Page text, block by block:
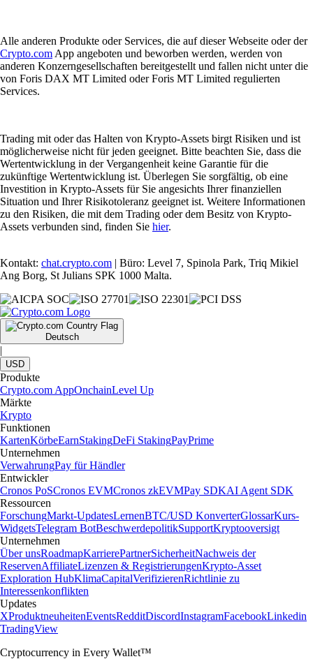
Alle anderen Produkte oder Services, die auf dieser Webseite oder der
Crypto.com App angeboten und beworben werden, werden von
anderen Konzerngesellschaften bereitgestellt und fallen nicht unter die
von Foris DAX MT Limited oder Foris MT Limited regulierten
Services.
Trading mit oder das Halten von Krypto-Assets birgt Risiken und ist
möglicherweise nicht für jeden geeignet. Bitte beachten Sie, dass die
Wertentwicklung in der Vergangenheit keine Garantie für die
zukünftige Wertentwicklung ist. Überlegen Sie sorgfältig, ob eine
Investition in Krypto-Assets für Sie angesichts Ihrer finanziellen
Situation und Ihrer Risikotoleranz geeignet ist. Weitere Informationen
zu den Risiken, die mit dem Trading oder dem Besitz von Krypto-
Assets verbunden sind, finden Sie hier.
Kontakt: chat.crypto.com | Büro: Level 7, Spinola Park, Triq Mikiel
Ang Borg, St Julians SPK 1000 Malta.
Deutsch
|
USD
Produkte
Crypto.com AppOnchainLevel Up
Märkte
Krypto
Funktionen
KartenKörbeEarnStakingDeFi StakingPayPrime
Unternehmen
VerwahrungPay für Händler
Entwickler
Cronos PoSCronos EVMCronos zkEVMPay SDKAI Agent SDK
Ressourcen
ForschungMarkt-UpdatesLernenBTC/USD KonverterGlossarKurs-
WidgetsTelegram BotBeschwerdepolitikSupportKryptooversigt
Unternehmen
Über unsRoadmapKarrierePartnerSicherheitNachweis der
ReservenAffiliateLizenzen & RegistrierungenKrypto-Asset
Exploration HubKlimaCapitalVerifizierenRichtlinie zu
Interessenkonflikten
Updates
XProduktneuheitenEventsRedditDiscordInstagramFacebookLinkedin
TradingView
Cryptocurrency in Every Wallet™